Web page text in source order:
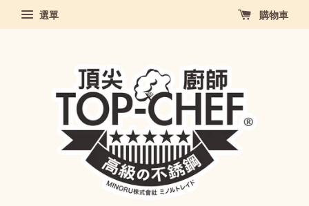
選單 購物車